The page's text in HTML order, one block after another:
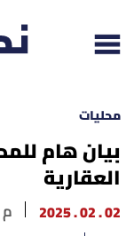
إقرأ الجريدة
لبنان
محليات
بيان هام
العقارية
02 . 02 . 2025 03 : 48 م